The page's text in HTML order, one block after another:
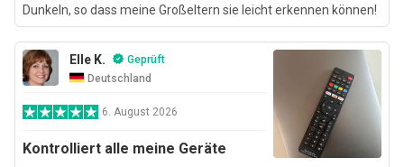
Dunkeln, so dass meine Großeltern sie leicht erkennen können!
Elle K.
Geprüft
Deutschland
6. August 2026
Kontrolliert alle meine Geräte